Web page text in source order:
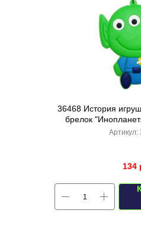
36468 История
брелок
Артикул:
134